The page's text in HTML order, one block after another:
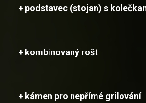
+ podstavec (stojan) s
+ kombinovaný rošt
+ kámen pro nepřímé grilování